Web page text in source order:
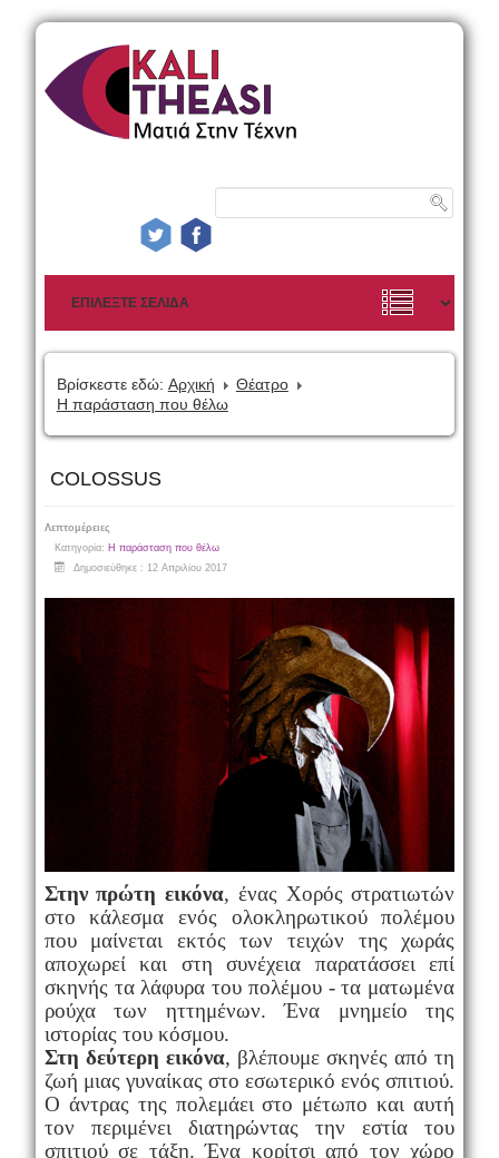
Βρίσκεστε εδώ: Αρχική
Θέατρο
Η παράσταση που θέλω
COLOSSUS
Λεπτομέρειες
Κατηγορία: Η παράσταση που θέλω
Δημοσιεύθηκε : 12 Απριλίου 2017
Στην πρώτη εικόνα, ένας Χορός στρατιωτών
στο κάλεσμα ενός ολοκληρωτικού πολέμου
που μαίνεται εκτός των τειχών της χωράς
αποχωρεί και στη συνέχεια παρατάσσει επί
σκηνής τα λάφυρα του πολέμου - τα ματωμένα
ρούχα των ηττημένων. Ένα μνημείο της
ιστορίας του κόσμου.
Στη δεύτερη εικόνα, βλέπουμε σκηνές από τη
ζωή μιας γυναίκας στο εσωτερικό ενός σπιτιού.
Ο άντρας της πολεμάει στο μέτωπο και αυτή
τον περιμένει διατηρώντας την εστία του
σπιτιού σε τάξη. Ένα κορίτσι από τον χώρο